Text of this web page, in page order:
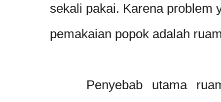
sekali pakai. Karena problem
pemakaian popok adalah
Penyebab utama